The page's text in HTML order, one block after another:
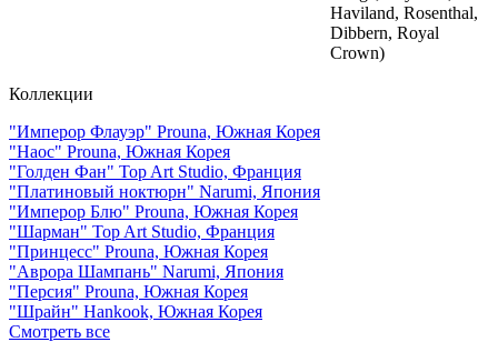
Haviland, Rosenthal,
Dibbern, Royal
Crown)
Коллекции
"Имперор Флауэр" Prouna, Южная Корея
"Наос" Prouna, Южная Корея
"Голден Фан" Top Art Studio, Франция
"Платиновый ноктюрн" Narumi, Япония
"Имперор Блю" Prouna, Южная Корея
"Шарман" Top Art Studio, Франция
"Принцесс" Prouna, Южная Корея
"Аврора Шампань" Narumi, Япония
"Персия" Prouna, Южная Корея
"Шрайн" Hankook, Южная Корея
Смотреть все